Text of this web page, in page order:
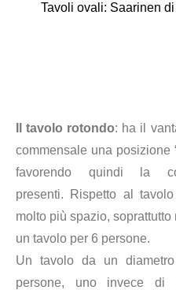
Tavoli ovali: Saarinen di
Il tavolo rotondo: ha il v
commensale una posizione
favorendo quindi la
presenti. Rispetto al
molto più spazio,
un tavolo per 6 persone.
Un tavolo da un
persone, uno invece